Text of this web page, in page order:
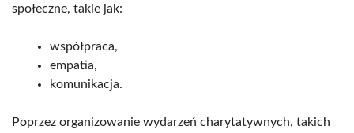
społeczne, takie jak:
współpraca,
empatia,
komunikacja.
Poprzez organizowanie wydarzeń charytatywnych, takich